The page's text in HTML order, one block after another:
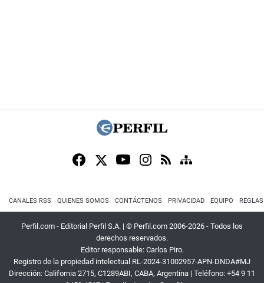
CANALES RSS QUIENES SOMOS CONTÁCTENOS PRIVACIDAD EQUIPO
Perfil.com - Editorial Perfil S.A. | © Perfil.com 2006-2026 - Todos los
derechos reservados.
Editor responsable: Carlos Piro.
Registro de la propiedad intelectual RL-2024-31002957-APN-DNDA#MJ
Dirección: California 2715, C1289ABI, CABA, Argentina | Teléfono: +54 9 11